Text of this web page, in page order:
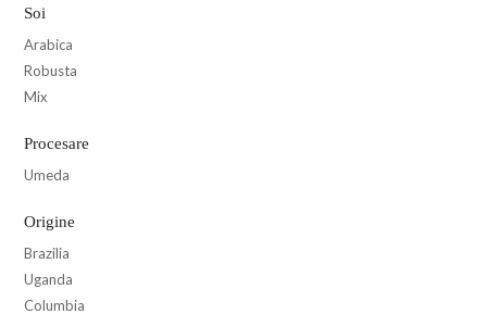
Soi
Arabica
Robusta
Mix
Procesare
Umeda
Origine
Brazilia
Uganda
Columbia